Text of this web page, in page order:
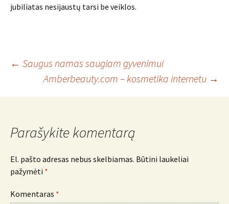
jubiliatas nesijaustų tarsi be veiklos.
Įrašo
navigacija
← Saugus namas saugiam gyvenimui
Amberbeauty.com – kosmetika internetu →
Parašykite komentarą
El. pašto adresas nebus skelbiamas. Būtini laukeliai
pažymėti *
Komentaras *